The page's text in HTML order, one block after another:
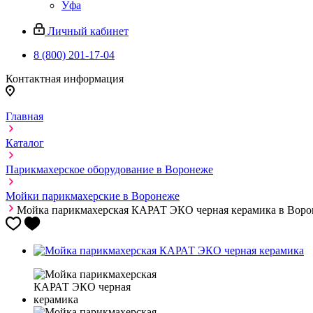
Уфа
Личный кабинет
8 (800) 201-17-04
Контактная информация
Главная
Каталог
Парикмахерское оборудование в Воронеже
Мойки парикмахерские в Воронеже
Мойка парикмахерская КАРАТ ЭКО черная керамика в